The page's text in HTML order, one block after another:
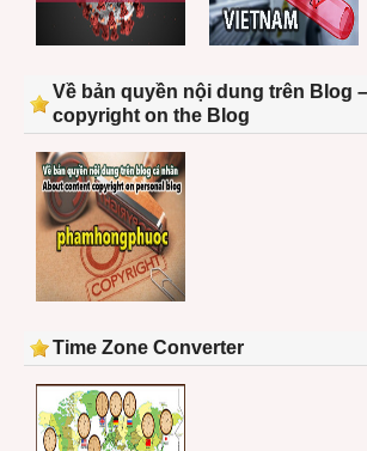
Về bản quyền nội dung trên Blog
copyright on the Blog
Time Zone Converter